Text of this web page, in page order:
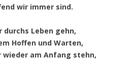
wir immer sind.
durchs Leben gehn,
Hoffen und Warten,
wieder am Anfang stehn,